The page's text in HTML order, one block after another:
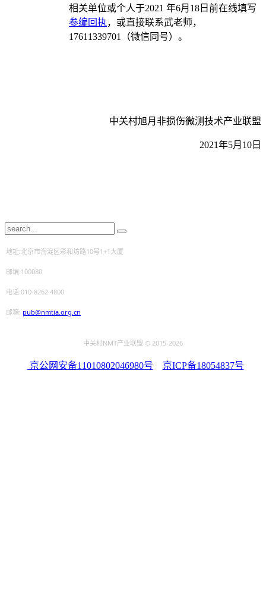
相关单位或个人于2021 年6月18日前在线填写
参编回执，或直接联系武老师，
17611339701（微信同号）。
中关村旭月非损伤微测技术产业联盟
2021年5月10日
地址:北京市海淀区彩和坊路10号1+1大厦
邮编:100080
电话:010-8262 4800
邮箱: pub@nmtia.org.cn
中关村NMT产业联盟 © 2015-2026
京公网安备11010802046980号 京ICP备18054837号